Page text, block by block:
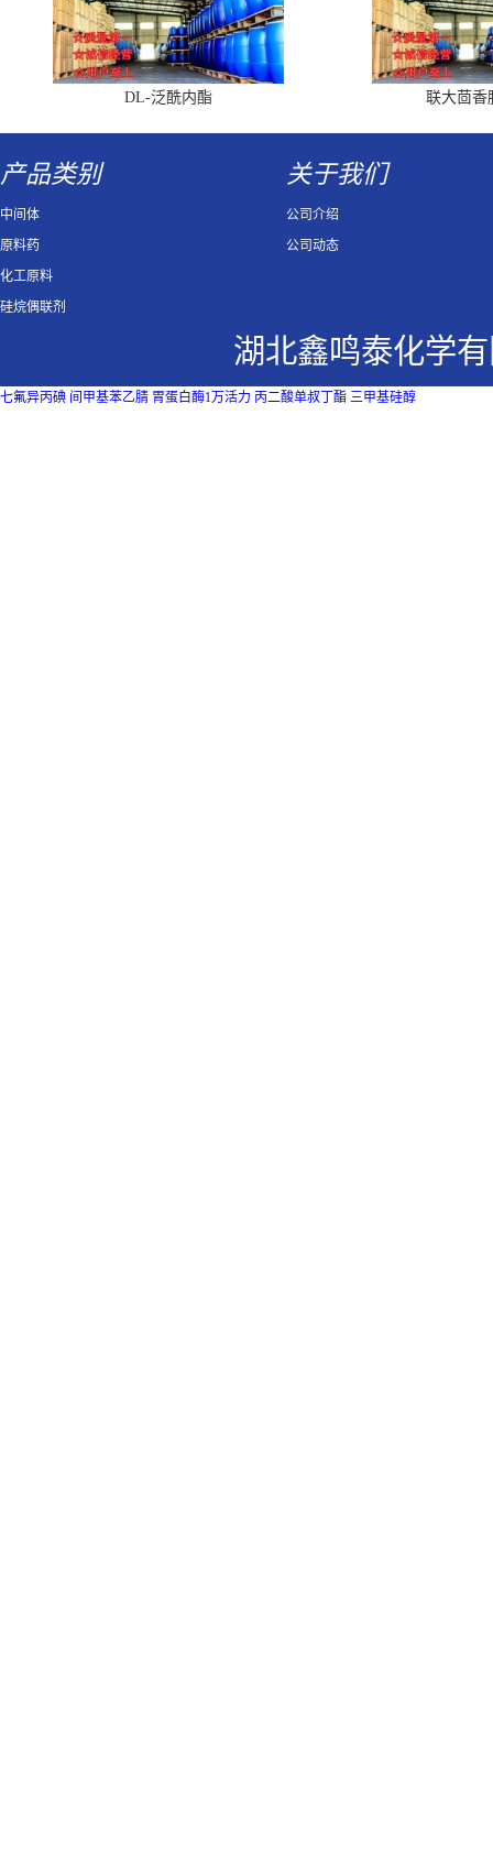
DL-泛酰内酯 联大茴香
产品类别
中间体
原料药
化工原料
硅烷偶联剂
关于我们
公司介绍
公司动态
湖北鑫鸣泰化学
七氟异丙碘 间甲基苯乙腈 胃蛋白酶1万活力 丙二酸单叔丁酯 三甲基硅醇